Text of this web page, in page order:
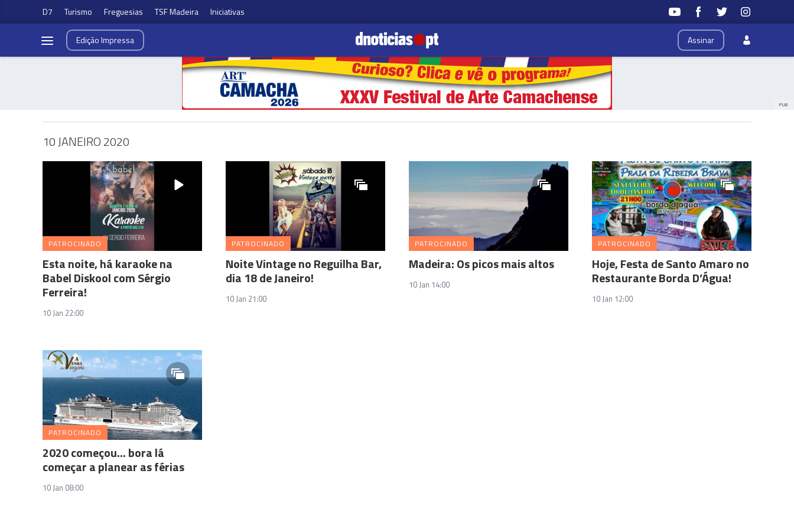
D7 Turismo Freguesias TSF Madeira Iniciativas
Assinar
EdiçãoImpressa
PUB
10 JANEIRO 2020
PATROCINADO
Esta noite, há karaoke na
Babel Diskool com Sérgio
Ferreira!
10 Jan 22:00
PATROCINADO
Noite Vintage no Reguilha Bar,
dia 18 de Janeiro!
10 Jan 21:00
PATROCINADO
Madeira: Os picos mais altos
10 Jan 14:00
PATROCINADO
Hoje, Festa de Santo Amaro no
Restaurante Borda D’Água!
10 Jan 12:00
PATROCINADO
2020 começou... bora lá
começar a planear as férias
10 Jan 08:00